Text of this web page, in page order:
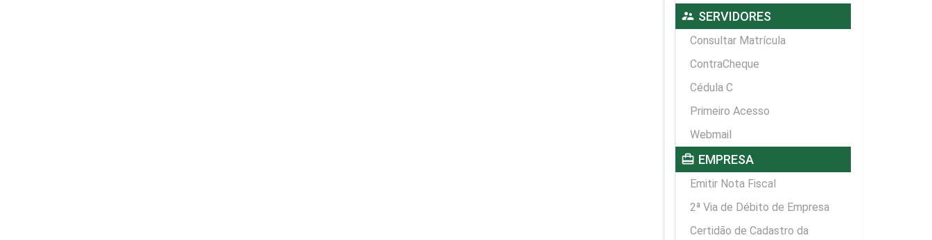
supervisor_account SERVIDORES
Consultar Matrícula
ContraCheque
Cédula C
Primeiro Acesso
Webmail
card_travel EMPRESA
Emitir Nota Fiscal
2ª Via de Débito de Empresa
Certidão de Cadastro da